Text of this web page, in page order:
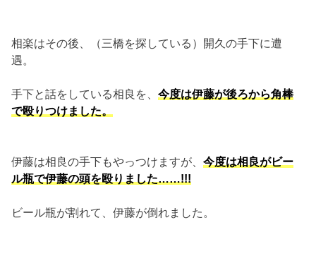
相楽はその後、（三橋を探している）開久の手下に遭
遇。
手下と話をしている相良を、今度は伊藤が後ろから角棒
で殴りつけました。
伊藤は相良の手下もやっつけますが、今度は相良がビー
ル瓶で伊藤の頭を殴りました……!!!
ビール瓶が割れて、伊藤が倒れました。